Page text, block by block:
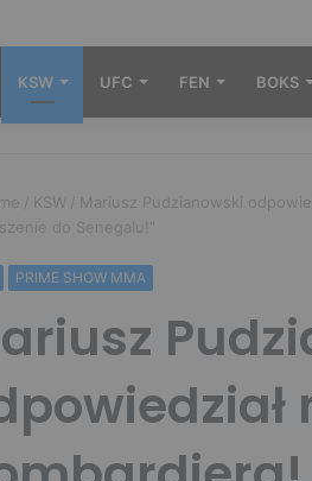
KSW UFC FEN BOKS
/ KSW / Mariusz Pudzianowski
do Senegalu!”
PRIME SHOW MMA